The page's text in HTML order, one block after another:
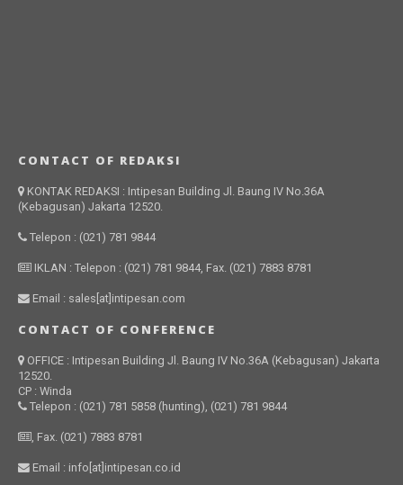
CONTACT OF REDAKSI
KONTAK REDAKSI : Intipesan Building Jl. Baung IV No.36A
(Kebagusan) Jakarta 12520.
Telepon : (021) 781 9844
IKLAN : Telepon : (021) 781 9844, Fax. (021) 7883 8781
Email : sales[at]intipesan.com
CONTACT OF CONFERENCE
OFFICE : Intipesan Building Jl. Baung IV No.36A (Kebagusan) Jakarta
12520.
CP : Winda
Telepon : (021) 781 5858 (hunting), (021) 781 9844
, Fax. (021) 7883 8781
Email : info[at]intipesan.co.id